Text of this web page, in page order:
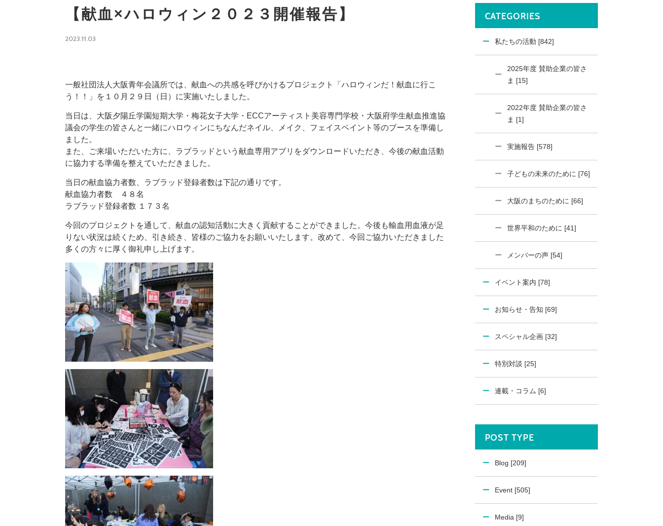
【献血×ハロウィン２０２３開催報告】
2023.11.03
一般社団法人大阪青年会議所では、献血への共感を呼びかけるプロジェクト「ハロウィンだ！献血に行こ
う！！」を１０月２９日（日）に実施いたしました。
当日は、大阪夕陽丘学園短期大学・梅花女子大学・ECCアーティスト美容専門学校・大阪府学生献血推進協
議会の学生の皆さんと一緒にハロウィンにちなんだネイル、メイク、フェイスペイント等のブースを準備し
ました。
また、ご来場いただいた方に、ラブラッドという献血専用アプリをダウンロードいただき、今後の献血活動
に協力する準備を整えていただきました。
当日の献血協力者数、ラブラッド登録者数は下記の通りです。
献血協力者数 ４８名
ラブラッド登録者数 １７３名
今回のプロジェクトを通して、献血の認知活動に大きく貢献することができました。今後も輸血用血液が足
りない状況は続くため、引き続き、皆様のご協力をお願いいたします。改めて、今回ご協力いただきました
多くの方々に厚く御礼申し上げます。
CATEGORIES
私たちの活動 [842]
2025年度 賛助企業の皆さ
ま [15]
2022年度 賛助企業の皆さ
ま [1]
実施報告 [578]
子どもの未来のために [76]
大阪のまちのために [66]
世界平和のために [41]
メンバーの声 [54]
イベント案内 [78]
お知らせ・告知 [69]
スペシャル企画 [32]
特別対談 [25]
連載・コラム [6]
POST TYPE
Blog [209]
Event [505]
Media [9]